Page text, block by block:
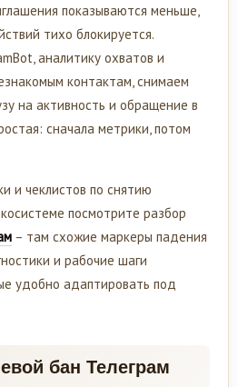
показываются меньше,
тихо блокируется.
аналитику охватов и
контактам, снимаем
на активность и обращение в
сначала метрики, потом
и чеклистов по снятию
посмотрите разбор
– там схожие маркеры падения
и рабочие шаги
удобно адаптировать под
бан Телеграм